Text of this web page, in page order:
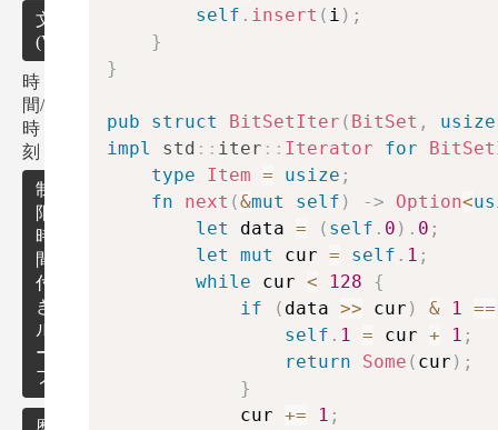
循
環
検
出
連
立
一
次
方
式
自然
数・
整数
の関
数・
定理
素
数
組
み
合
わ
せ
の
イ
テ
文字列
(Vector)
文
字
列
検
索
回
文
圧
縮
時
間/
時
刻
制
限
時
間
付
き
ル
ー
プ
self . insert ( i ) ;
}
}
pub struct BitSetIter ( BitSet , usize
impl
std :: iter :: Iterator for
type
Item = usize ;
fn
next (&mut self ) -> Option<
let
data = ( self . 0 ) . 0 ;
let
mut cur = self . 1 ;
while cur < 128
{
if
( data >> cur ) & 1 ==
self . 1 = cur + 1 ;
return
Some ( cur ) ;
}
            cur
+= 1 ;